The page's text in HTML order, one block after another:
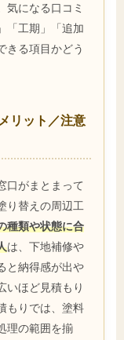
気になる口コミ
「工期」「追加
きる項目かどう
リット／注意
口がまとまって
り替えの周辺工
種類や状態に合
は、下地補修や
と納得感が出や
いほど見積もり
もりでは、塗料
理の範囲を揃